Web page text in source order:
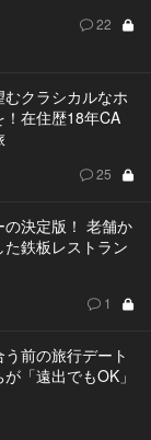
22
クラシカルなホ
在住歴18年CA
25
決定版！ 老舗か
鉄板レストラン
1
前の旅行デート
「遠出でもOK」